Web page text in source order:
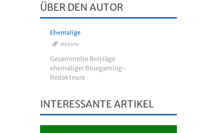
ÜBER DEN AUTOR
Ehemalige
Website
Gesammelte Beiträge
ehemaliger Bluegaming-
Redakteure
INTERESSANTE ARTIKEL